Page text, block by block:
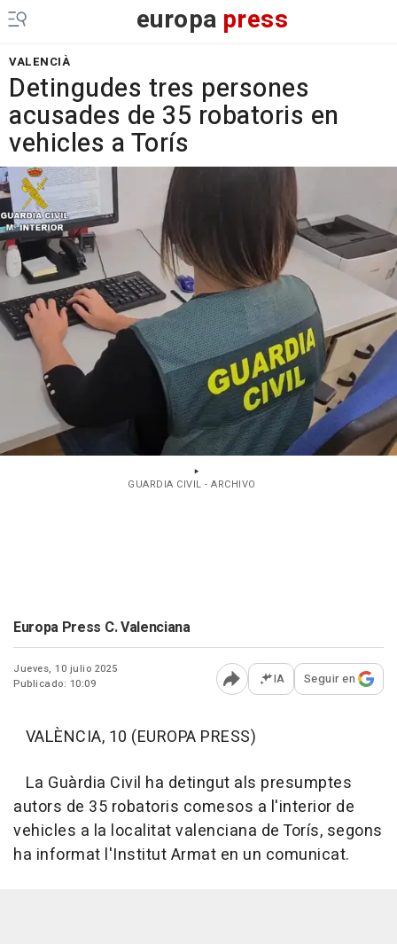
europa press
VALENCIÀ
Detingudes tres persones
acusades de 35 robatoris en
vehicles a Torís
GUARDIA CIVIL - ARCHIVO
Europa Press C. Valenciana
Jueves, 10 julio 2025
Publicado: 10:09
Abrir opciones para
IA Seguir en
VALÈNCIA, 10 (EUROPA PRESS)
La Guàrdia Civil ha detingut als presumptes
autors de 35 robatoris comesos a l'interior de
vehicles a la localitat valenciana de Torís, segons
ha informat l'Institut Armat en un comunicat.